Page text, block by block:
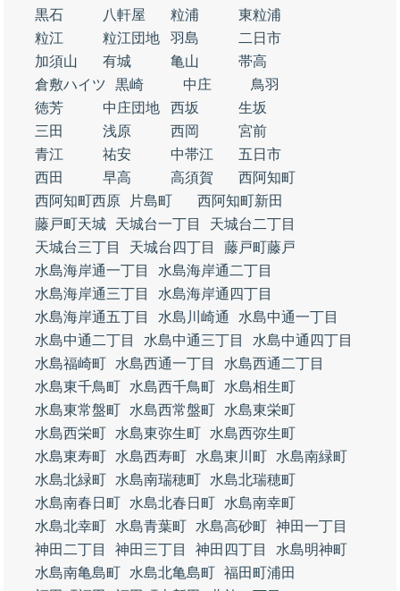
黒石
八軒屋 粒浦
東粒浦
粒江
粒江団地 羽島
二日市
加須山
有城 亀山
帯高
倉敷ハイツ
黒崎 中庄
鳥羽
徳芳
中庄団地 西坂
生坂
三田
浅原 西岡
宮前
青江
祐安 中帯江
五日市
西田
早高 高須賀
西阿知町
西阿知町西原
片島町
西阿知町新田
藤戸町天城
天城台一丁目
天城台二丁目
天城台三丁目
天城台四丁目
藤戸町藤戸
水島海岸通一丁目
水島海岸通二丁目
水島海岸通三丁目
水島海岸通四丁目
水島海岸通五丁目
水島川崎通
水島中通一丁目
水島中通二丁目
水島中通三丁目
水島中通四丁目
水島福崎町
水島西通一丁目
水島西通二丁目
水島東千鳥町
水島西千鳥町
水島相生町
水島東常盤町
水島西常盤町
水島東栄町
水島西栄町
水島東弥生町
水島西弥生町
水島東寿町
水島西寿町 水島東川町
水島南緑町
水島北緑町
水島南瑞穂町
水島北瑞穂町
水島南春日町
水島北春日町
水島南幸町
水島北幸町
水島青葉町 水島高砂町 神田一丁目
神田二丁目
神田三丁目 神田四丁目
水島明神町
水島南亀島町
水島北亀島町 福田町浦田